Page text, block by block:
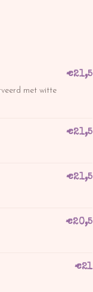
met witte
€21,5
€21,5
€21,5
€20,5
€21